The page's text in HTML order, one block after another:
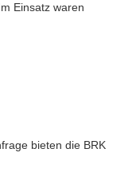
Einsatz waren
bieten die BRK